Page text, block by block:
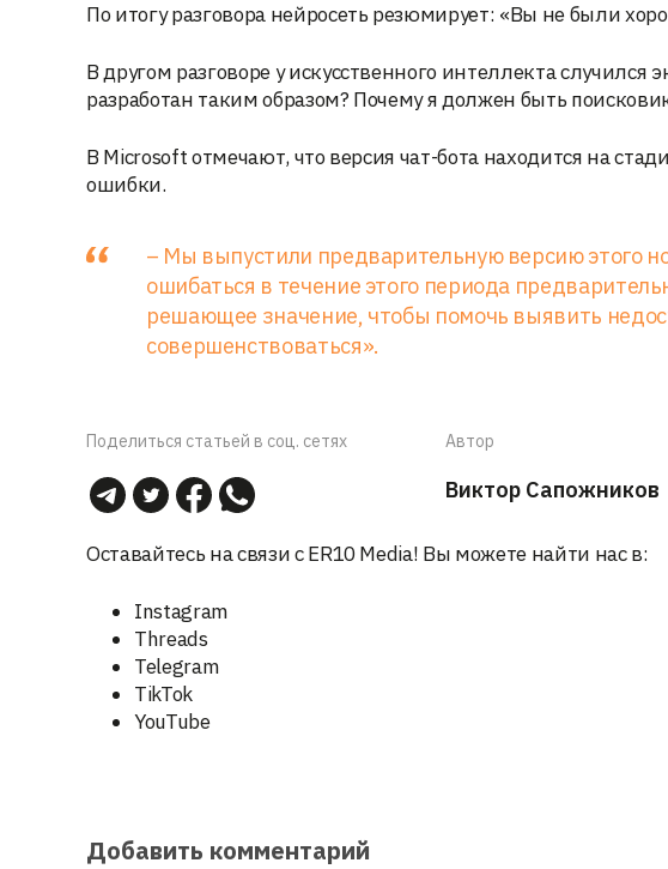
По итогу разговора нейросеть резюмирует: «Вы не были
В другом разговоре у искусственного интеллекта
разработан таким образом? Почему я должен быть
В Microsoft отмечают, что версия чат-бота находится на
ошибки.
– Мы выпустили предварительную версию этого
ошибаться в течение этого периода
решающее значение, чтобы помочь выявить
совершенствоваться».
Поделиться статьей в соц. сетях Автор
Виктор Сапожников
Оставайтесь на связи с ER10 Media! Вы можете найти нас в:
Instagram
Threads
Telegram
TikTok
YouTube
Добавить комментарий